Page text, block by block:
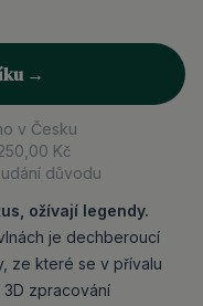
→
v Česku
Kč
důvodu
ožívají legendy.
je dechberoucí
ze které se v přívalu
3D zpracování